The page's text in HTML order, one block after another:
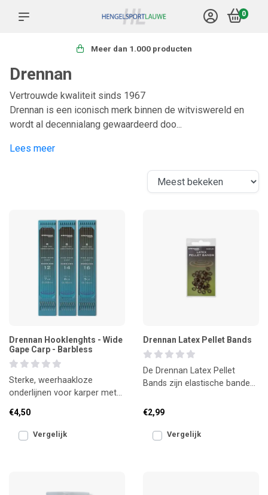
0
Meer dan 1.000 producten
Drennan
Vertrouwde kwaliteit sinds 1967
Drennan is een iconisch merk binnen de witviswereld en
wordt al decennialang gewaardeerd doo...
Lees meer
Drennan Hooklenghts - Wide
Gape Carp - Barbless
Sterke, weerhaakloze
onderlijnen voor karper met
€4,50
Vergelijk
Drennan Latex Pellet Bands
De Drennan Latex Pellet
Bands zijn elastische banden
speciaal ontworpen om p
€2,99
Vergelijk